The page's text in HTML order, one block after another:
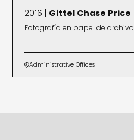
2016 | Gittel Chase Price
Fotografía en papel de archivo
Administrative Offices